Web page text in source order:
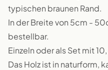
typischen braunen Rand.
In der Breite von 5cm -
bestellbar.
Einzeln oder als Set mit
Das Holz ist in naturform,